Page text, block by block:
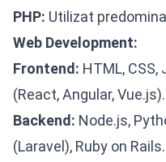
PHP: Utilizat
Web Development:
Frontend: HTML,
(React, Angular, Vue.js).
Backend: Node.js,
(Laravel), Ruby on Rails.